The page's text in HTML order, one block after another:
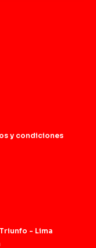
y condiciones
- Lima